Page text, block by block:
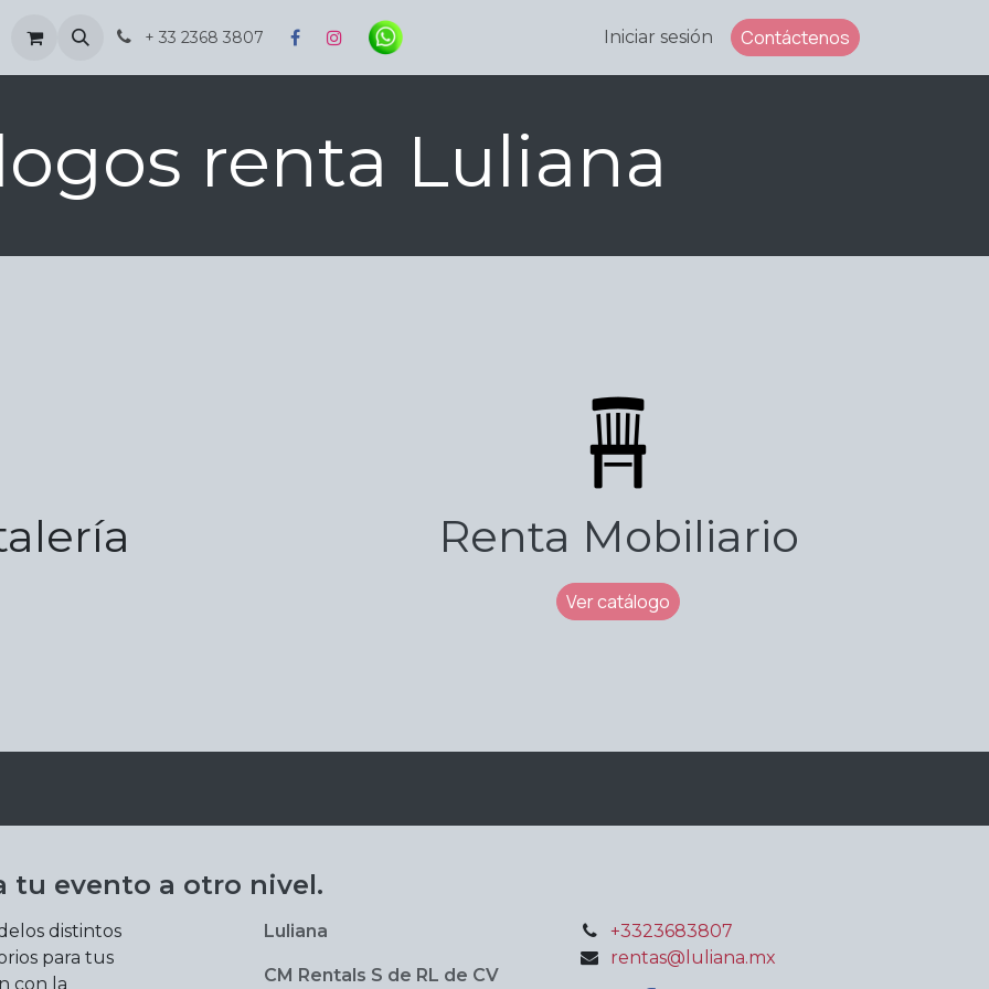
Inspiración + 33 2368 3807 Iniciar sesión Contáctenos
renta Luliana
Renta Mobiliario
Ver catálogo
tu evento a otro nivel.
distintos
para tus
con la
Luliana
CM Rentals S de RL de CV
+3323683807
rentas@luliana.mx